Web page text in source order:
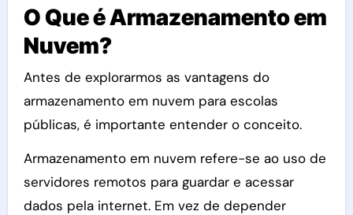
O Que é Armazenamento em
Nuvem?
Antes de explorarmos as vantagens do
armazenamento em nuvem para escolas
públicas, é importante entender o conceito.
Armazenamento em nuvem refere-se ao uso de
servidores remotos para guardar e acessar
dados pela internet. Em vez de depender